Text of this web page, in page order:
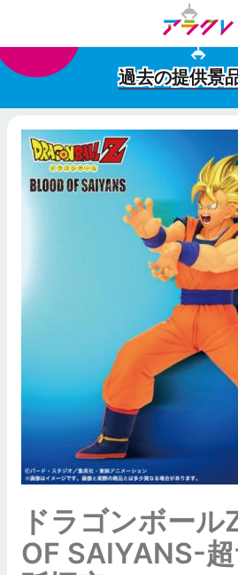
過去の提供景
ドラゴンボール
OF SAIYANS-